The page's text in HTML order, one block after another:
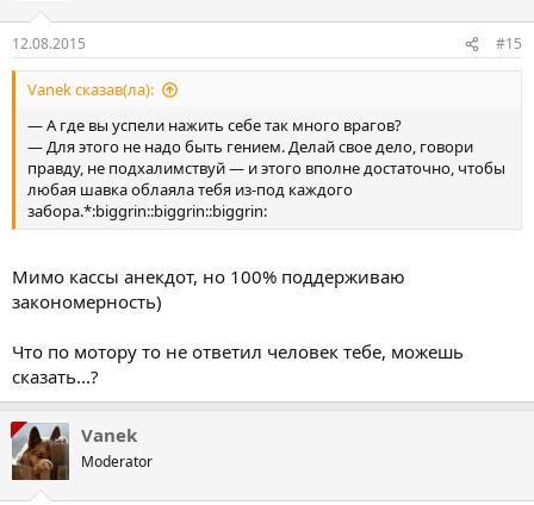
12.08.2015 #15
Vanek сказав(ла):
— А где вы успели нажить себе так много врагов?
— Для этого не надо быть гением. Делай свое дело, говори
правду, не подхалимствуй — и этого вполне достаточно, чтобы
любая шавка облаяла тебя из-под каждого
забора.*:biggrin::biggrin::biggrin:
Мимо кассы анекдот, но 100% поддерживаю
закономерность)
Что по мотору то не ответил человек тебе, можешь
сказать...?
Vanek
Moderator